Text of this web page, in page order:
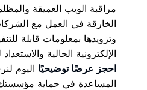
مراقبة الويب العميقة
الخارقة في العمل مع
وتزويدها بمعلومات قابلة
الإلكترونية الحالية
احجز عرضًا توضيحيًا
المساعدة في حماية